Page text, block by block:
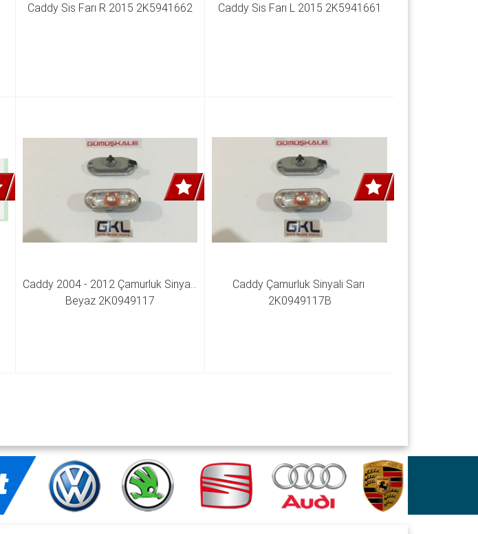
Caddy Sis Farı R 2015 2K5941662 Caddy Sis Farı L 2015 2K5941661
Caddy 2004 - 2012 Çamurluk Sinyali
Beyaz 2K0949117
Caddy Çamurluk Sinyali Sarı
2K0949117B